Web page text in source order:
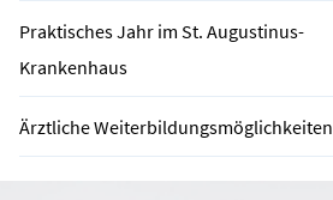
Praktisches Jahr im St. Augustinus-
Krankenhaus
Ärztliche Weiterbildungsmöglichkeiten